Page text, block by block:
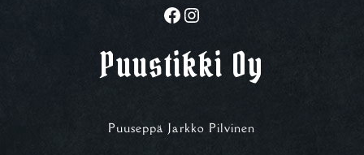
Facebook Instagram
Puustikki Oy
Puuseppä Jarkko Pilvinen